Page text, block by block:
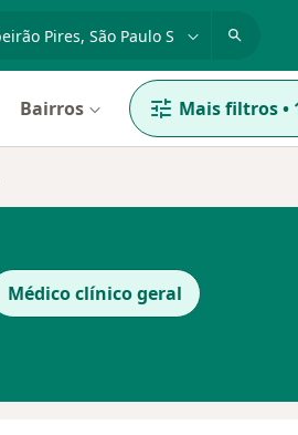
Bairros Mais filtros•
Médico clínico geral